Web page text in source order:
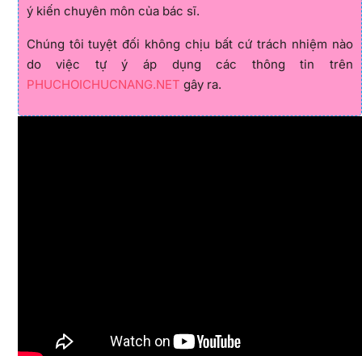
ý kiến chuyên môn của bác sĩ.
Chúng tôi tuyệt đối không chịu bất cứ trách nhiệm nào
do việc tự ý áp dụng các thông tin trên
PHUCHOICHUCNANG.NET gây ra.